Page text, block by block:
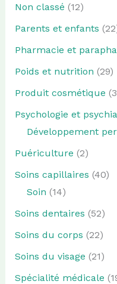
Non classé (12)
Parents et enfants
Pharmacie et
Poids et nutrition (29)
Produit cosmétique
Psychologie et
Développement
Puériculture (2)
Soins capillaires (40)
Soin (14)
Soins dentaires (52)
Soins du corps (22)
Soins du visage (21)
Spécialité médicale